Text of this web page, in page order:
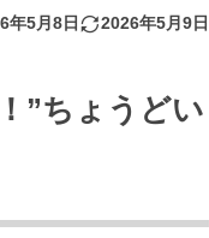
年5月8日 2026年5月9日
”ちょうどい